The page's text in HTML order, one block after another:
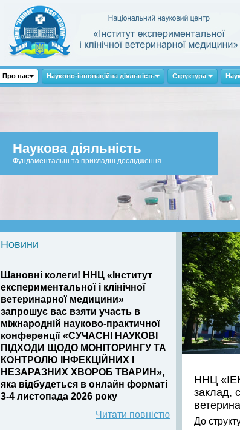
Про нас Науково-інноваційна діяльність Структура
Наукова діяльність
Фундаментальні та прикладні дослідження
ННЦ
заклад,
До
Новини
Шановні колеги! ННЦ «Інститут
експериментальної і клінічної
ветеринарної медицини»
запрошує вас взяти участь в
міжнародній науково-практичної
конференції «СУЧАСНІ НАУКОВІ
ПІДХОДИ ЩОДО МОНІТОРИНГУ ТА
КОНТРОЛЮ ІНФЕКЦІЙНИХ І
НЕЗАРАЗНИХ ХВОРОБ ТВАРИН»,
яка відбудеться в онлайн форматі
3-4 листопада 2026 року
Читати повністю